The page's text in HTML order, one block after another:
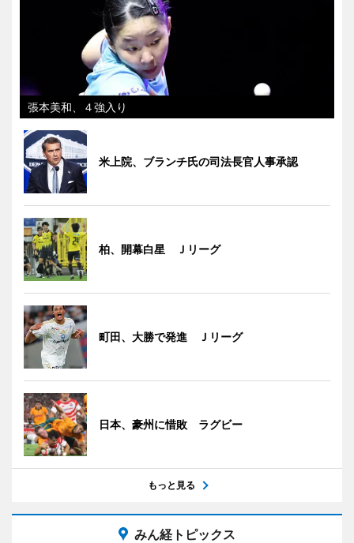
張本美和、４強入り
米上院、ブランチ氏の司法長官人事承認
柏、開幕白星 Ｊリーグ
町田、大勝で発進 Ｊリーグ
日本、豪州に惜敗 ラグビー
もっと見る
みん経トピックス